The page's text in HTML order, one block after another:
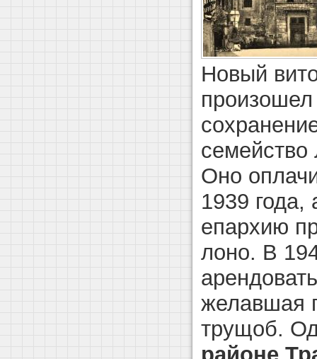
Новый
произошел
семейство
Оно
1939 года,
епархию
лоно. В
желавшая
трущоб.